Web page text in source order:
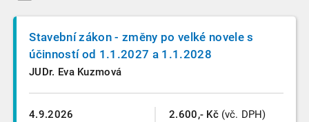
4.9.2026
Stavební zákon - změny po velké novele s
účinností od 1.1.2027 a 1.1.2028
JUDr. Eva Kuzmová
2.600,- Kč (vč. DPH)